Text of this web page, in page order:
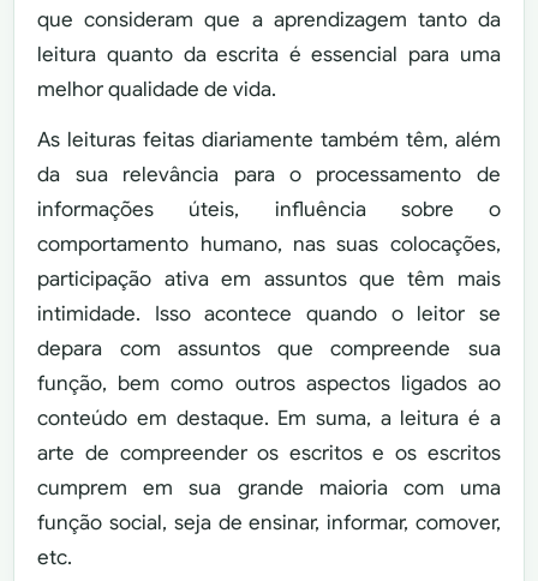
que consideram que a aprendizagem tanto da
leitura quanto da escrita é essencial para uma
melhor qualidade de vida.
As leituras feitas diariamente também têm, além
da sua relevância para o processamento de
informações úteis, influência sobre o
comportamento humano, nas suas colocações,
participação ativa em assuntos que têm mais
intimidade. Isso acontece quando o leitor se
depara com assuntos que compreende sua
função, bem como outros aspectos ligados ao
conteúdo em destaque. Em suma, a leitura é a
arte de compreender os escritos e os escritos
cumprem em sua grande maioria com uma
função social, seja de ensinar, informar, comover,
etc.